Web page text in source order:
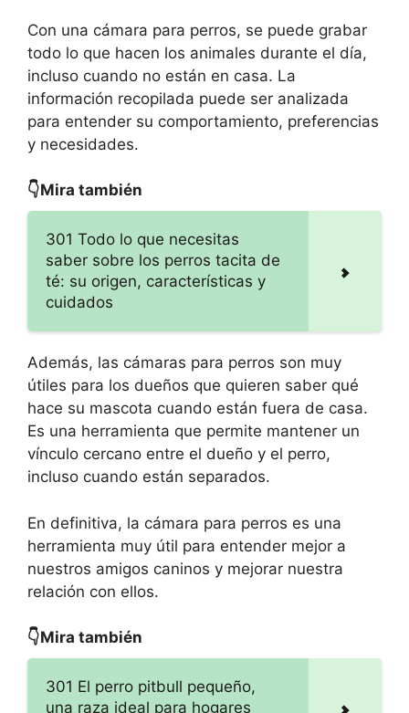
Con una cámara para perros, se puede grabar
todo lo que hacen los animales durante el día,
incluso cuando no están en casa. La
información recopilada puede ser analizada
para entender su comportamiento, preferencias
y necesidades.
👇Mira también
301 Todo lo que necesitas
saber sobre los perros tacita de
té: su origen, características y
cuidados
Además, las cámaras para perros son muy
útiles para los dueños que quieren saber qué
hace su mascota cuando están fuera de casa.
Es una herramienta que permite mantener un
vínculo cercano entre el dueño y el perro,
incluso cuando están separados.
En definitiva, la cámara para perros es una
herramienta muy útil para entender mejor a
nuestros amigos caninos y mejorar nuestra
relación con ellos.
👇Mira también
301 El perro pitbull pequeño,
una raza ideal para hogares